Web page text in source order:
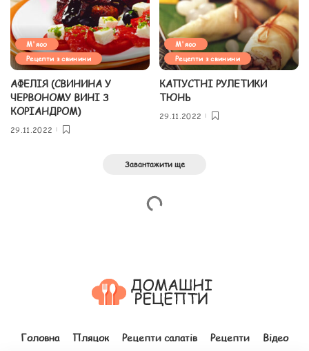
М'ясо
Рецепти з свинини
АФЕЛІЯ (СВИНИНА У
ЧЕРВОНОМУ ВИНІ З
КОРІАНДРОМ)
29.11.2022
М'ясо
Рецепти з свинини
КАПУСТНІ РУЛЕТИКИ
ТЮНЬ
29.11.2022
Завантажити ще
Головна Пляцок Рецепти салатів Рецепти
Відео